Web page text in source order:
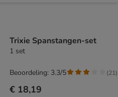
Trixie Spanstangen-set
1 set
€ 18,19
Beoordeling: 3.3/5 (21)